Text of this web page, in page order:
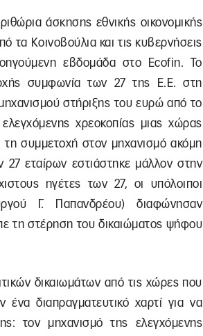
άσκησης εθνικής οικονομικής
τα Κοινοβούλια και τις κυβερνήσεις
εβδομάδα στο Ecofin. Το
συμφωνία των 27 της Ε.Ε. στη
στήριξης του ευρώ από το
χρεοκοπίας μιας χώρας
τη συμμετοχή στον μηχανισμό ακόμη
εταίρων εστιάστηκε μάλλον στην
ηγέτες των 27, οι υπόλοιποι
Γ. Παπανδρέου) διαφώνησαν
τη στέρηση του δικαιώματος ψήφου
δικαιωμάτων από τις χώρες που
διαπραγματευτικό χαρτί για να
τον μηχανισμό της ελεγχόμενης